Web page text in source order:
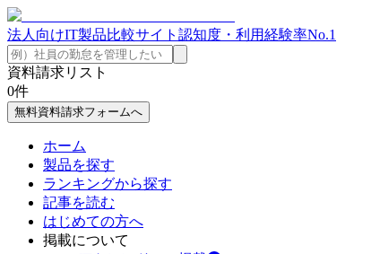
法人向けIT製品比較サイト 認知度・利用経験率No.1
資料請求リスト
0件
無料資料請求フォームへ
ホーム
製品を探す
ランキングから探す
記事を読む
はじめての方へ
掲載について